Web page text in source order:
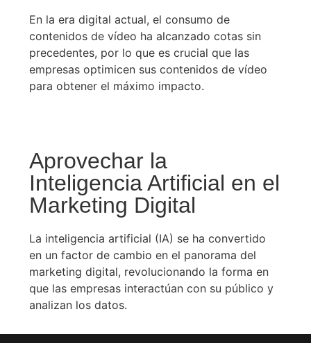
En la era digital actual, el consumo de
contenidos de vídeo ha alcanzado cotas sin
precedentes, por lo que es crucial que las
empresas optimicen sus contenidos de vídeo
para obtener el máximo impacto.
Aprovechar la
Inteligencia Artificial en el
Marketing Digital
La inteligencia artificial (IA) se ha convertido
en un factor de cambio en el panorama del
marketing digital, revolucionando la forma en
que las empresas interactúan con su público y
analizan los datos.